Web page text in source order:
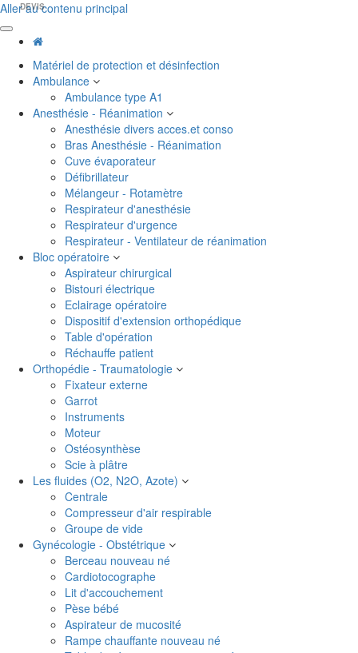
Aller au contenu principal
Matériel de protection et désinfection
Ambulance
Ambulance type A1
Anesthésie - Réanimation
Anesthésie divers acces.et conso
Bras Anesthésie - Réanimation
Cuve évaporateur
Défibrillateur
Mélangeur - Rotamètre
Respirateur d'anesthésie
Respirateur d'urgence
Respirateur - Ventilateur de réanimation
Bloc opératoire
Aspirateur chirurgical
Bistouri électrique
Eclairage opératoire
Dispositif d'extension orthopédique
Table d'opération
Réchauffe patient
Orthopédie - Traumatologie
Fixateur externe
Garrot
Instruments
Moteur
Ostéosynthèse
Scie à plâtre
Les fluides (O2, N2O, Azote)
Centrale
Compresseur d'air respirable
Groupe de vide
Gynécologie - Obstétrique
Berceau nouveau né
Cardiotocographe
Lit d'accouchement
Pèse bébé
Aspirateur de mucosité
Rampe chauffante nouveau né
DEVIS